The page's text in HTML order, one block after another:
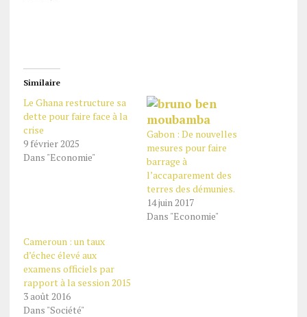
Similaire
Le Ghana restructure sa
dette pour faire face à la
crise
9 février 2025
Dans "Economie"
Gabon : De nouvelles
mesures pour faire
barrage à
l’accaparement des
terres des démunies.
14 juin 2017
Dans "Economie"
Cameroun : un taux
d’échec élevé aux
examens officiels par
rapport à la session 2015
3 août 2016
Dans "Société"